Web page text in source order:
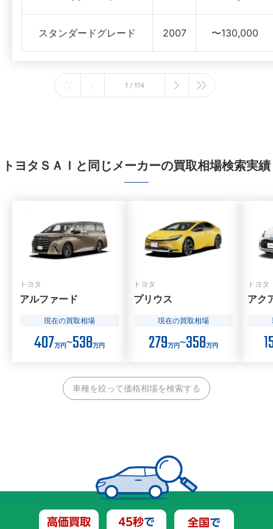
スタンダードグレード 2007 〜130,000
1 / 114
トヨタＳＡＩと同じメーカーの買取相場検索実績
トヨタ
アルファード
現在の買取相場
407万円〜538万円
トヨタ
プリウス
現在の買取相場
279万円〜358万円
トヨタ
アク
車種を絞って価格相場を検索する